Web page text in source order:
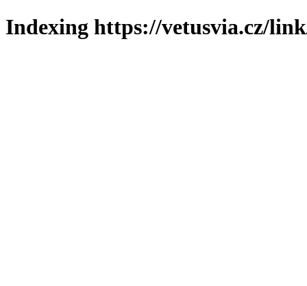
Indexing https://vetusvia.cz/